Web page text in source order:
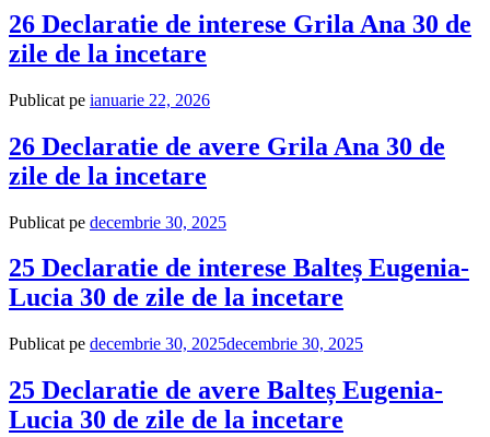
26 Declaratie de interese Grila Ana 30 de
zile de la incetare
Publicat pe ianuarie 22, 2026
26 Declaratie de avere Grila Ana 30 de
zile de la incetare
Publicat pe decembrie 30, 2025
25 Declaratie de interese Balteș Eugenia-
Lucia 30 de zile de la incetare
Publicat pe decembrie 30, 2025decembrie 30, 2025
25 Declaratie de avere Balteș Eugenia-
Lucia 30 de zile de la incetare